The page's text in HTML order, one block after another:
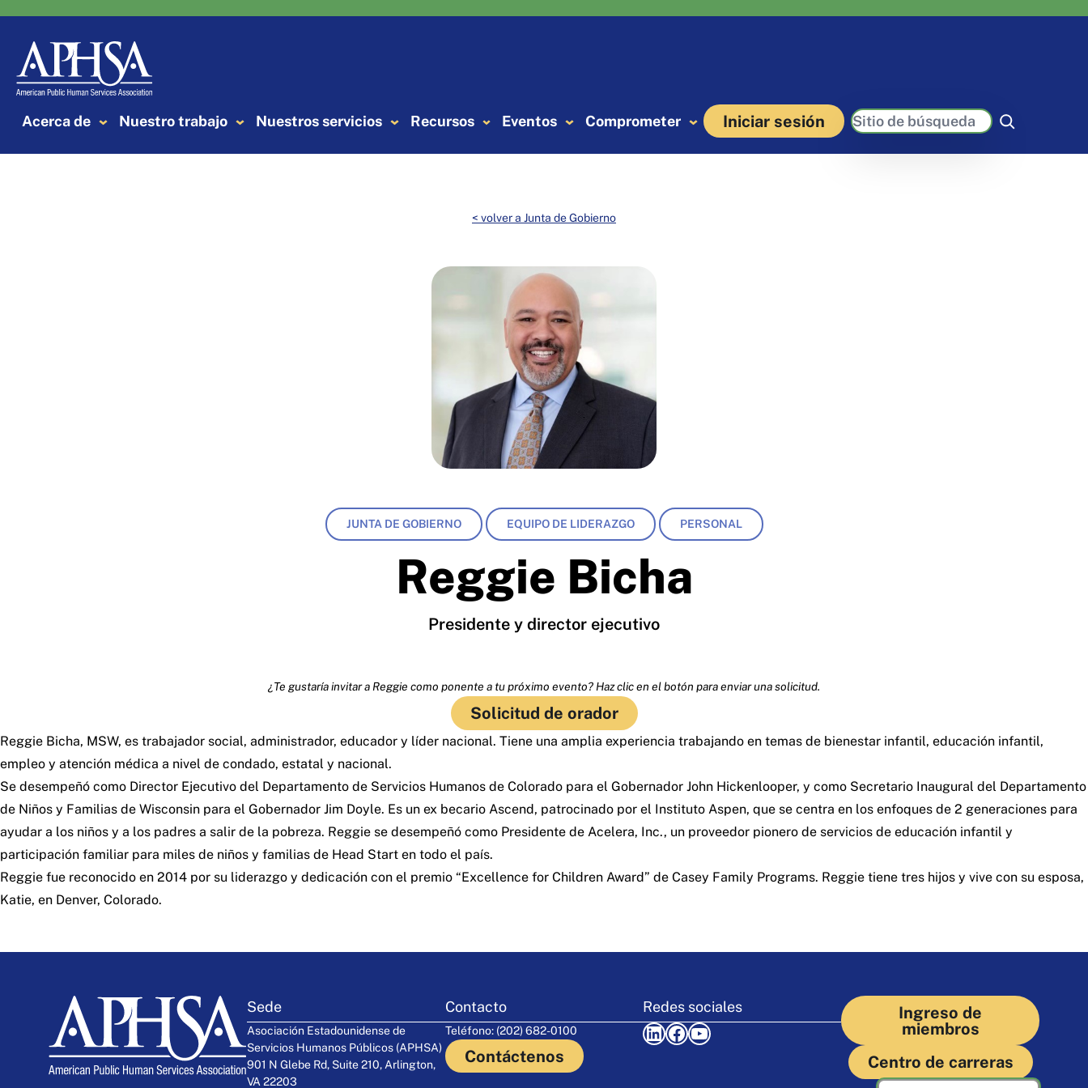
contenido
Acerca de Nuestro trabajo Nuestros servicios Recursos Eventos Comprometer Iniciar sesión Buscar
< volver a Junta de Gobierno
JUNTA DE GOBIERNO EQUIPO DE LIDERAZGO PERSONAL
Reggie Bicha
Presidente y director ejecutivo
¿Te gustaría invitar a Reggie como ponente a tu próximo evento? Haz clic en el botón para enviar una solicitud.
Solicitud de orador
Reggie Bicha, MSW, es trabajador social, administrador, educador y líder nacional. Tiene una amplia experiencia trabajando en temas de bienestar infantil, educación infantil,
empleo y atención médica a nivel de condado, estatal y nacional.
Se desempeñó como Director Ejecutivo del Departamento de Servicios Humanos de Colorado para el Gobernador John Hickenlooper, y como Secretario Inaugural del Departamento
de Niños y Familias de Wisconsin para el Gobernador Jim Doyle. Es un ex becario Ascend, patrocinado por el Instituto Aspen, que se centra en los enfoques de 2 generaciones para
ayudar a los niños y a los padres a salir de la pobreza. Reggie se desempeñó como Presidente de Acelera, Inc., un proveedor pionero de servicios de educación infantil y
participación familiar para miles de niños y familias de Head Start en todo el país.
Reggie fue reconocido en 2014 por su liderazgo y dedicación con el premio “Excellence for Children Award” de Casey Family Programs. Reggie tiene tres hijos y vive con su esposa,
Katie, en Denver, Colorado.
Sede
Asociación Estadounidense de
Servicios Humanos Públicos (APHSA)
901 N Glebe Rd, Suite 210, Arlington,
VA 22203
Contacto
Teléfono: (202) 682-0100
Contáctenos
Redes sociales
LinkedIn Facebook YouTube
Ingreso de
miembros
Centro de carreras